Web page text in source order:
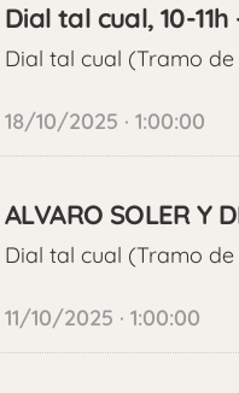
Dial tal cual, 10-
Dial tal cual (Tramo de
18/10/2025 · 1:00:00
ALVARO SOLER Y
Dial tal cual (Tramo de
11/10/2025 · 1:00:00